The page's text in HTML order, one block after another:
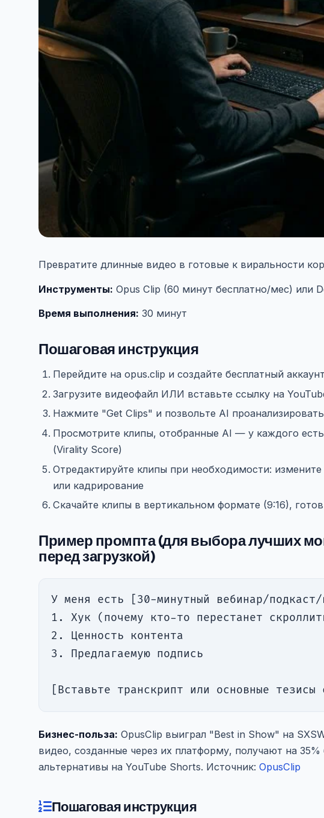
Превратите длинные видео в готовые к виральности
Инструменты: Opus Clip (60 минут бесплатно/мес) или
Время выполнения: 30 минут
Пошаговая инструкция
Перейдите на opus.clip и создайте бесплатный аккаунт
Загрузите видеофайл ИЛИ вставьте ссылку на
Нажмите "Get Clips" и позвольте AI
Просмотрите клипы, отобранные AI — у каждого
(Virality Score)
Отредактируйте клипы при необходимости:
или кадрирование
Скачайте клипы в вертикальном формате (9:16),
Пример промпта (для выбора лучших
перед загрузкой)
У меня есть [30-минутный вебинар/
1. Хук (почему кто-то перестанет
2. Ценность контента
3. Предлагаемую подпись
[Вставьте транскрипт или основные тезисы
Бизнес-польза: OpusClip выиграл "Best in Show" на
видео, созданные через их платформу, получают на
альтернативы на YouTube Shorts. Источник: OpusClip
Пошаговая инструкция